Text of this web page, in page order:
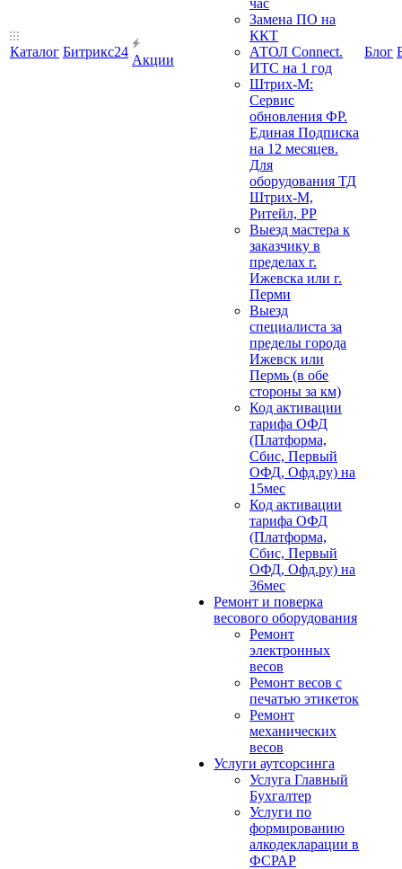
Каталог Битрикс24
Акции
час
Замена ПО на
ККТ
АТОЛ Connect.
ИТС на 1 год
Штрих-М:
Сервис
обновления ФР.
Единая Подписка
на 12 месяцев.
Для
оборудования ТД
Штрих-М,
Ритейл, РР
Выезд мастера к
заказчику в
пределах г.
Ижевска или г.
Перми
Выезд
специалиста за
пределы города
Ижевск или
Пермь (в обе
стороны за км)
Код активации
тарифа ОФД
(Платформа,
Сбис, Первый
ОФД, Офд.ру) на
15мес
Код активации
тарифа ОФД
(Платформа,
Сбис, Первый
ОФД, Офд.ру) на
36мес
Ремонт и поверка
весового оборудования
Ремонт
электронных
весов
Ремонт весов с
печатью этикеток
Ремонт
механических
весов
Услуги аутсорсинга
Услуга Главный
Бухгалтер
Услуги по
формированию
алкодекларации в
ФСРАР
Блог